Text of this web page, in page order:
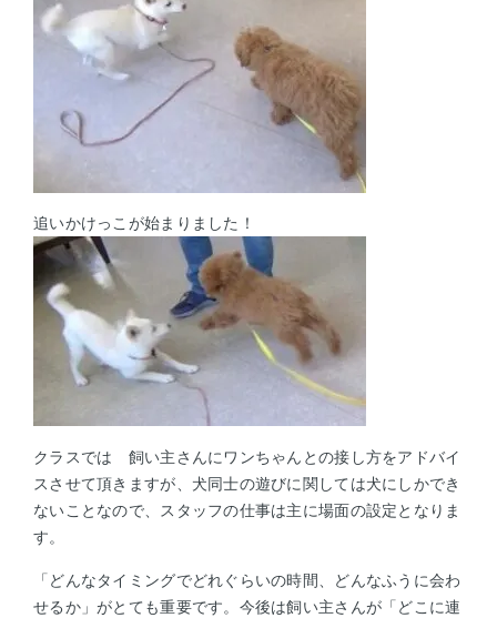
追いかけっこが始まりました！
クラスでは 飼い主さんにワンちゃんとの接し方をアドバイ
スさせて頂きますが、犬同士の遊びに関しては犬にしかでき
ないことなので、スタッフの仕事は主に場面の設定となりま
す。
「どんなタイミングでどれぐらいの時間、どんなふうに会わ
せるか」がとても重要です。今後は飼い主さんが「どこに連